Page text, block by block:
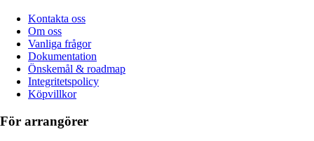
Kontakta oss
Om oss
Vanliga frågor
Dokumentation
Önskemål & roadmap
Integritetspolicy
Köpvillkor
För arrangörer